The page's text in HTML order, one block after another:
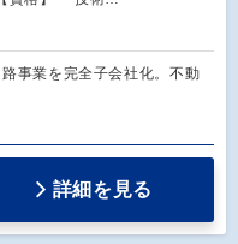
事業を完全子会社化。不動
詳細を見る